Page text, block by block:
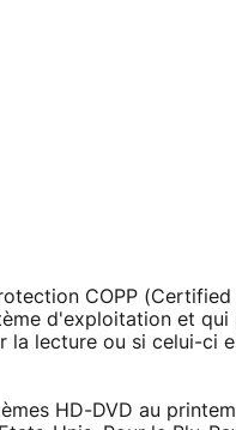
COPP
d'exploitation et qui
la lecture ou si celui-ci
HD-DVD au